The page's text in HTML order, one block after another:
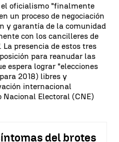
el oficialismo "finalmente
un proceso de negociación
y garantía de la comunidad
con los cancilleres de
La presencia de estos tres
para reanudar las
espera lograr "elecciones
2018) libres y
internacional
Electoral (CNE)
del brotes